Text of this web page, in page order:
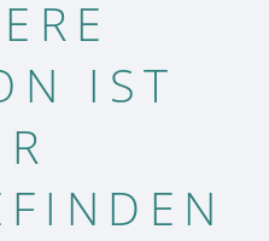
IST